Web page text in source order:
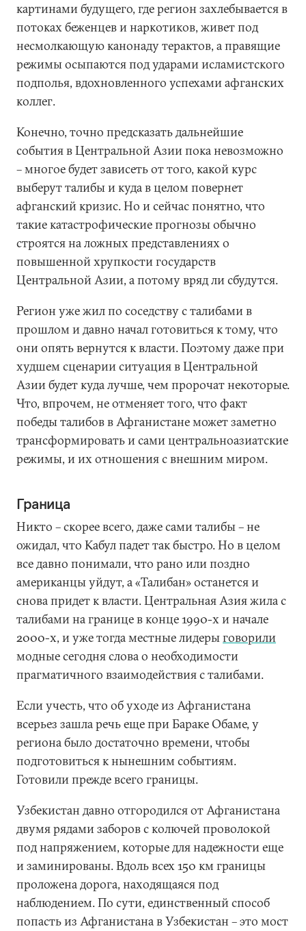
картинами будущего, где регион захлебывается в
потоках беженцев и наркотиков, живет под
несмолкающую канонаду терактов, а правящие
режимы осыпаются под ударами исламистского
подполья, вдохновленного успехами афганских
коллег.
Конечно, точно предсказать дальнейшие
события в Центральной Азии пока невозможно
– многое будет зависеть от того, какой курс
выберут талибы и куда в целом повернет
афганский кризис. Но и сейчас понятно, что
такие катастрофические прогнозы обычно
строятся на ложных представлениях о
повышенной хрупкости государств
Центральной Азии, а потому вряд ли сбудутся.
Регион уже жил по соседству с талибами в
прошлом и давно начал готовиться к тому, что
они опять вернутся к власти. Поэтому даже при
худшем сценарии ситуация в Центральной
Азии будет куда лучше, чем пророчат некоторые.
Что, впрочем, не отменяет того, что факт
победы талибов в Афганистане может заметно
трансформировать и сами центральноазиатские
режимы, и их отношения с внешним миром.
Граница
Никто – скорее всего, даже сами талибы – не
ожидал, что Кабул падет так быстро. Но в целом
все давно понимали, что рано или поздно
американцы уйдут, а «Талибан» останется и
снова придет к власти. Центральная Азия жила с
талибами на границе в конце 1990-х и начале
2000-х, и уже тогда местные лидерыговорили
модные сегодня слова о необходимости
прагматичного взаимодействия с талибами.
Если учесть, что об уходе из Афганистана
всерьез зашла речь еще при Бараке Обаме, у
региона было достаточно времени, чтобы
подготовиться к нынешним событиям.
Готовили прежде всего границы.
Узбекистан давно отгородился от Афганистана
двумя рядами заборов с колючей проволокой
под напряжением, которые для надежности еще
и заминированы. Вдоль всех 150 км границы
проложена дорога, находящаяся под
наблюдением. По сути, единственный способ
попасть из Афганистана в Узбекистан – это мост